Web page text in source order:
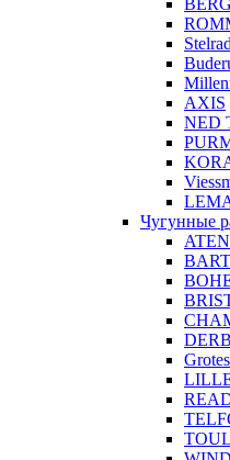
Stelrad
AXIS
NED
Чугунные